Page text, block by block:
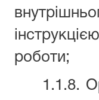
роботи;
1.1.8.